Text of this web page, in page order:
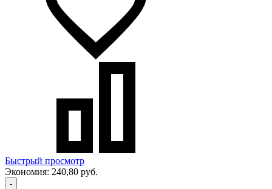
Быстрый просмотр
Экономия: 240,80 руб.
-